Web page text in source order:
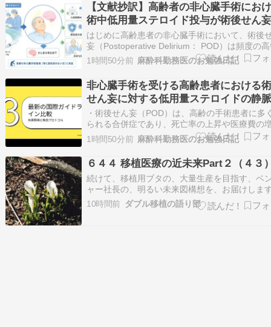
【文献抄訳】高齢者の非心臓手術にお
術中低用量ステロイド投与が術後せん
与える影響
はじめに高齢患者の非心臓手術において、術後
妄（Postoperative Delirium： POD）は頻度の
要かつ深刻な周術期合併症です。POD の発生は
率の上昇や在院日数の長期化、医療費の増大に
するため、効果的な予防法が模索されています
【出典】The e…
1時間50分前 麻酔科勤務医のお勉強日記
非心臓手術を受ける高齢患者における
せん妄に対する低用量ステロイドの静
投与の効果：後ろ向きコホート解析
・術後せん妄（POD）は、高齢の手術患者に多
られる合併症であり、死亡率の上昇や医療費の
と関連している。非心臓手術において、高用量
ロイドは POD のリスクを低減させる可能性が
が、感染の懸念からその使用は制限されている
研究では、制吐薬として一般的に使用される術
1時間50分前 麻酔科勤務医のお勉強日記
６４４ 移植医療の近未来Part２（４３
続けて、移植用ブタの、大量生産を目指す、ベ
ャー社長の、明るい未来図構想を、お届けしま
【ブタ腎移植 日本の現状と将来像】（２０２５
２月８日 徳州新聞）ポル・メド・テック社長、
10時間前 ダブル移植の語り部